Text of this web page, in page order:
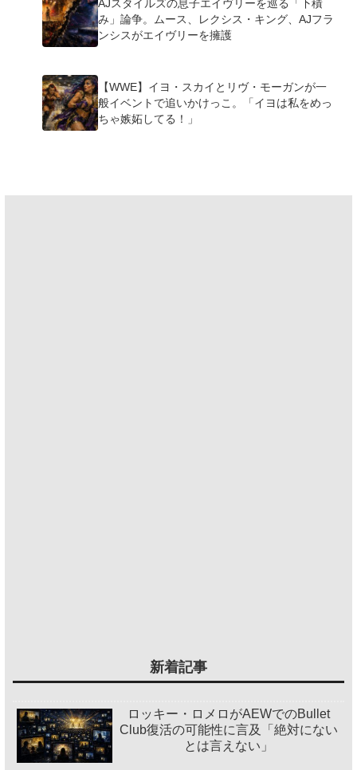
AJスタイルズの息子エイヴリーを巡る「下積
み」論争。ムース、レクシス・キング、AJフラ
ンシスがエイヴリーを擁護
【WWE】イヨ・スカイとリヴ・モーガンが一
般イベントで追いかけっこ。「イヨは私をめっ
ちゃ嫉妬してる！」
新着記事
ロッキー・ロメロがAEWでのBullet
Club復活の可能性に言及「絶対にない
とは言えない」